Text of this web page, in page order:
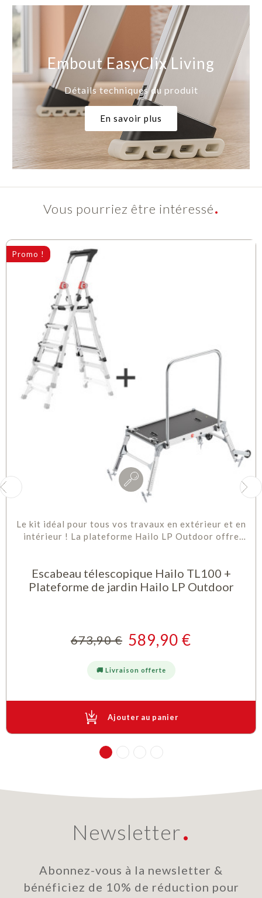
Embout EasyClix Living
Détails techniques du produit
En savoir plus
Vous pourriez être intéressé
Promo !
Le kit idéal pour tous vos travaux en extérieur et en
intérieur ! La plateforme Hailo LP Outdoor offre
Escabeau télescopique Hailo TL100 +
Plateforme de jardin Hailo LP Outdoor
Prix
589,90 €
Prix de base
673,90 €
🚚 Livraison offerte
Ajouter au panier
Newsletter
Abonnez-vous à la newsletter &
bénéficiez de 10% de réduction pour